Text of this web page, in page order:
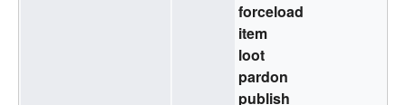
forceload
item
loot
pardon
publish